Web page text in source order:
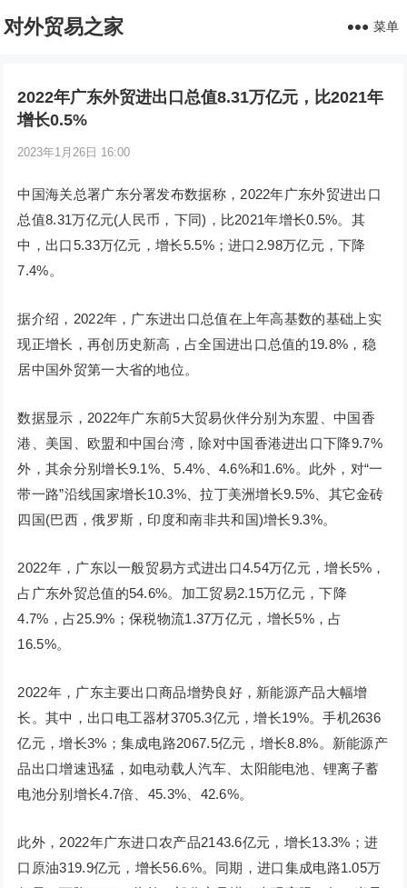
对外贸易之家 菜单
2022年广东外贸进出口总值8.31万亿元，比2021年
增长0.5%
2023年1月26日 16:00
中国海关总署广东分署发布数据称，2022年广东外贸进出口
总值8.31万亿元(人民币，下同)，比2021年增长0.5%。其
中，出口5.33万亿元，增长5.5%；进口2.98万亿元，下降
7.4%。
据介绍，2022年，广东进出口总值在上年高基数的基础上实
现正增长，再创历史新高，占全国进出口总值的19.8%，稳
居中国外贸第一大省的地位。
数据显示，2022年广东前5大贸易伙伴分别为东盟、中国香
港、美国、欧盟和中国台湾，除对中国香港进出口下降9.7%
外，其余分别增长9.1%、5.4%、4.6%和1.6%。此外，对“一
带一路”沿线国家增长10.3%、拉丁美洲增长9.5%、其它金砖
四国(巴西，俄罗斯，印度和南非共和国)增长9.3%。
2022年，广东以一般贸易方式进出口4.54万亿元，增长5%，
占广东外贸总值的54.6%。加工贸易2.15万亿元，下降
4.7%，占25.9%；保税物流1.37万亿元，增长5%，占
16.5%。
2022年，广东主要出口商品增势良好，新能源产品大幅增
长。其中，出口电工器材3705.3亿元，增长19%。手机2636
亿元，增长3%；集成电路2067.5亿元，增长8.8%。新能源产
品出口增速迅猛，如电动载人汽车、太阳能电池、锂离子蓄
电池分别增长4.7倍、45.3%、42.6%。
此外，2022年广东进口农产品2143.6亿元，增长13.3%；进
口原油319.9亿元，增长56.6%。同期，进口集成电路1.05万